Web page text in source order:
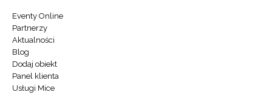
Eventy Online
Partnerzy
Aktualności
Blog
Dodaj obiekt
Panel klienta
Usługi Mice